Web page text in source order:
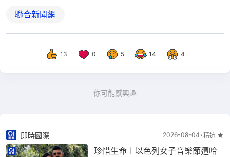
聯合新聞網
13 0 5 14 4
你可能感興趣
即時國際 2026-08-04 精選 ★
珍惜生命︱以色列女子音樂節遭哈